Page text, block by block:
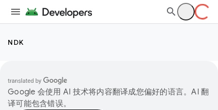
NDK
Google 会使用 AI 技术将内容翻译成您偏好的语言。AI 翻
译可能包含错误。